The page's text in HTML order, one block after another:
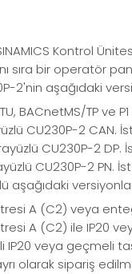
SINAMICS Kontrol
sıra bir operatör
2'nin aşağıdaki
BACnetMS/TP ve
CU230P-2 CAN.
CU230P-2
CU230P-2 PN.
aşağıdaki
A (C2) veya
A (C2) ile IP20
IP20 veya geçmeli
olarak sipariş